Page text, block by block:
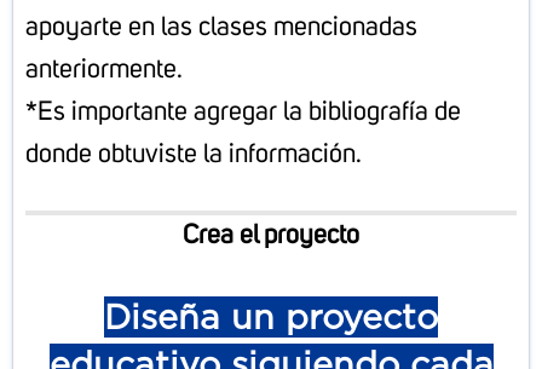
apoyarte en las clases mencionadas
anteriormente.
*Es importante agregar la bibliografía de
donde obtuviste la información.
Crea el proyecto
Diseña un proyecto